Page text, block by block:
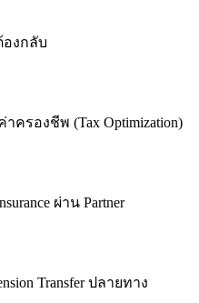
องกลับ
ครองชีพ (Tax Optimization)
ผ่าน Partner
Transfer ปลายทาง